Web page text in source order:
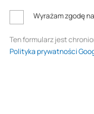
Wyrażam zgodę
Ten formularz jest
Polityka prywatności